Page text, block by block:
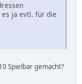
es ja evtl. für die
Spielbar gemacht?